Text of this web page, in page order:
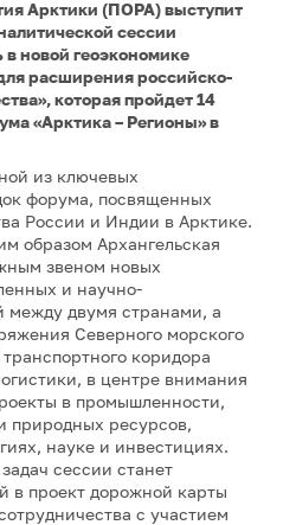
Арктики (ПОРА) выступит
сессии
в новой геоэкономике
расширения российско-
которая пройдет 14
«Арктика – Регионы» в
из ключевых
форума, посвященных
России и Индии в Арктике.
образом Архангельская
звеном новых
и научно-
между двумя странами, а
Северного морского
коридора
в центре внимания
в промышленности,
природных ресурсов,
науке и инвестициях.
сессии станет
в проект дорожной карты
с участием